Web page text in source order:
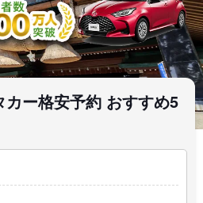
ー格安予約 おすすめ5